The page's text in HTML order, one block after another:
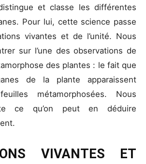
et classe les différentes
Pour lui, cette science passe
vivantes et de l’unité. Nous
sur l’une des observations de
des plantes : le fait que
de la plante apparaissent
métamorphosées. Nous
ce qu’on peut en déduire
VIVANTES ET